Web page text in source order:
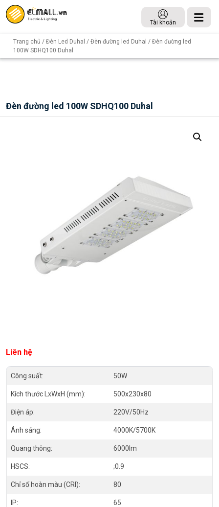
Tài khoản
Trang chủ / Đèn Led Duhal / Đèn đường led Duhal / Đèn đường led
100W SDHQ100 Duhal
Đèn đường led 100W SDHQ100 Duhal
Liên hệ
Công suất: 50W
Kích thước LxWxH (mm): 500x230x80
Điện áp: 220V/50Hz
Ánh sáng: 4000K/5700K
Quang thông: 6000lm
HSCS: ;0.9
Chỉ số hoàn màu (CRI): 80
IP: 65